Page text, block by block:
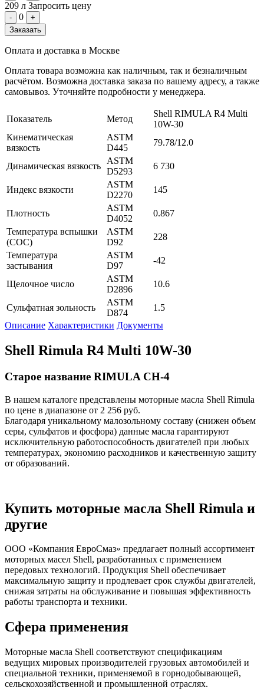
209 л Запросить цену
- 0
+
Заказать
Оплата и доставка в Москве
Оплата товара возможна как наличным, так и безналичным
расчётом. Возможна доставка заказа по вашему адресу, а также
самовывоз. Уточняйте подробности у менеджера.
Показатель Метод
Shell RIMULA R4 Multi
10W-30
Кинематическая
вязкость
ASTM
D445
79.78/12.0
Динамическая вязкость
ASTM
D5293
6 730
Индекс вязкости
ASTM
D2270
145
Плотность
ASTM
D4052
0.867
Температура вспышки
(СОС)
ASTM
D92
228
Температура
застывания
ASTM
D97
-42
Щелочное число
ASTM
D2896
10.6
Сульфатная зольность
ASTM
D874
1.5
Описание Характеристики Документы
Shell Rimula R4 Multi 10W-30
Старое название RIMULA CH-4
В нашем каталоге представлены моторные масла Shell Rimula
по цене в диапазоне от 2 256 руб.
Благодаря уникальному малозольному составу (снижен объем
серы, сульфатов и фосфора) данные масла гарантируют
исключительную работоспособность двигателей при любых
температурах, экономию расходников и качественную защиту
от образований.
Купить моторные масла Shell Rimula и
другие
ООО «Компания ЕвроСмаз» предлагает полный ассортимент
моторных масел Shell, разработанных с применением
передовых технологий. Продукция Shell обеспечивает
максимальную защиту и продлевает срок службы двигателей,
снижая затраты на обслуживание и повышая эффективность
работы транспорта и техники.
Сфера применения
Моторные масла Shell соответствуют спецификациям
ведущих мировых производителей грузовых автомобилей и
специальной техники, применяемой в горнодобывающей,
сельскохозяйственной и промышленной отраслях.